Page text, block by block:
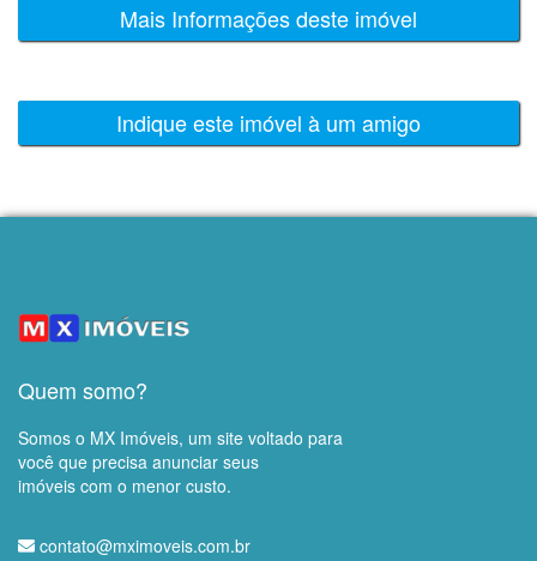
Mais Informações deste imóvel
Indique este imóvel à um amigo
Quem somo?
Somos o MX Imóveis, um site voltado para
você que precisa anunciar seus
imóveis com o menor custo.
contato@mximoveis.com.br